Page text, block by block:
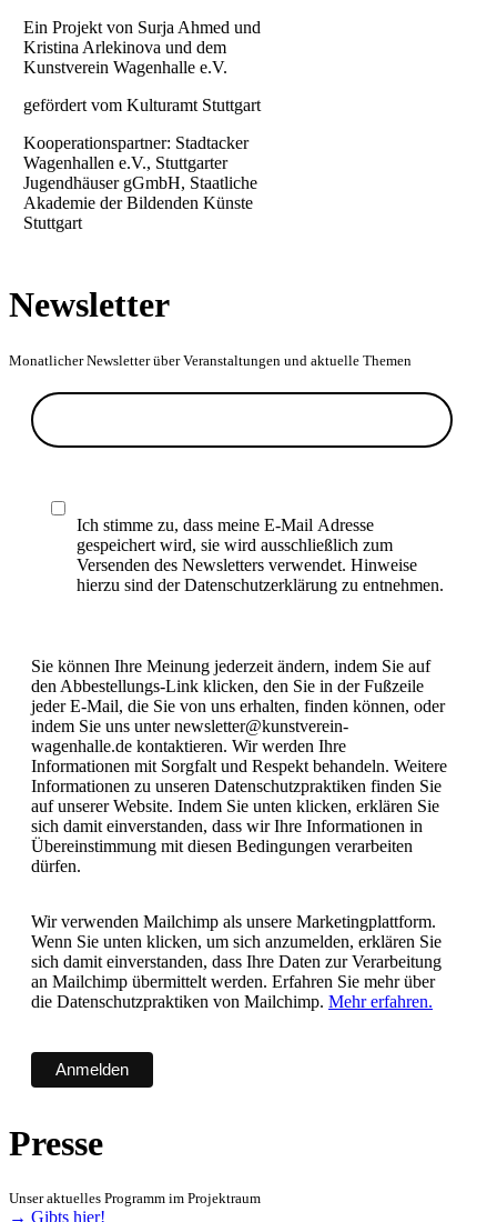
Ein Projekt von Surja Ahmed und
Kristina Arlekinova und dem
Kunstverein Wagenhalle e.V.
gefördert vom Kulturamt Stuttgart
Kooperationspartner: Stadtacker
Wagenhallen e.V., Stuttgarter
Jugendhäuser gGmbH, Staatliche
Akademie der Bildenden Künste
Stuttgart
Newsletter
Monatlicher Newsletter über Veranstaltungen und aktuelle Themen
Ich stimme zu, dass meine E-Mail Adresse
gespeichert wird, sie wird ausschließlich zum
Versenden des Newsletters verwendet. Hinweise
hierzu sind der Datenschutzerklärung zu entnehmen.
Sie können Ihre Meinung jederzeit ändern, indem Sie auf
den Abbestellungs-Link klicken, den Sie in der Fußzeile
jeder E-Mail, die Sie von uns erhalten, finden können, oder
indem Sie uns unter newsletter@kunstverein-
wagenhalle.de kontaktieren. Wir werden Ihre
Informationen mit Sorgfalt und Respekt behandeln. Weitere
Informationen zu unseren Datenschutzpraktiken finden Sie
auf unserer Website. Indem Sie unten klicken, erklären Sie
sich damit einverstanden, dass wir Ihre Informationen in
Übereinstimmung mit diesen Bedingungen verarbeiten
dürfen.
Wir verwenden Mailchimp als unsere Marketingplattform.
Wenn Sie unten klicken, um sich anzumelden, erklären Sie
sich damit einverstanden, dass Ihre Daten zur Verarbeitung
an Mailchimp übermittelt werden. Erfahren Sie mehr über
die Datenschutzpraktiken von Mailchimp. Mehr erfahren.
Presse
Unser aktuelles Programm im Projektraum
→ Gibts hier!